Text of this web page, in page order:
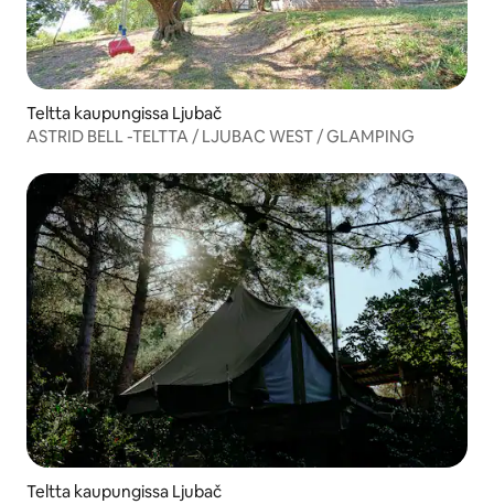
Teltta kaupungissa Ljubač
ASTRID BELL -TELTTA / LJUBAC WEST / GLAMPING
Teltta kaupungissa Ljubač